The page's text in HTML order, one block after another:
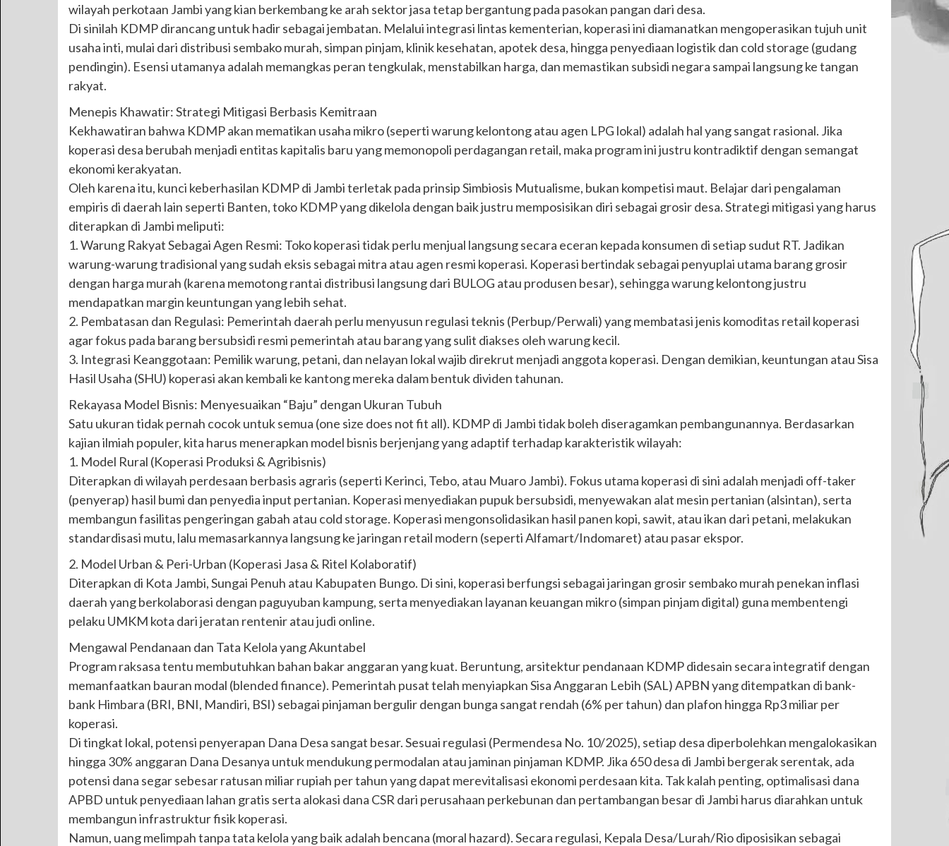
wilayah perkotaan Jambi yang kian berkembang ke arah sektor jasa tetap bergantung pada pasokan pangan dari desa.
Di sinilah KDMP dirancang untuk hadir sebagai jembatan. Melalui integrasi lintas kementerian, koperasi ini diamanatkan mengoperasikan tujuh unit
usaha inti, mulai dari distribusi sembako murah, simpan pinjam, klinik kesehatan, apotek desa, hingga penyediaan logistik dan cold storage (gudang
pendingin). Esensi utamanya adalah memangkas peran tengkulak, menstabilkan harga, dan memastikan subsidi negara sampai langsung ke tangan
rakyat.
Menepis Khawatir: Strategi Mitigasi Berbasis Kemitraan
Kekhawatiran bahwa KDMP akan mematikan usaha mikro (seperti warung kelontong atau agen LPG lokal) adalah hal yang sangat rasional. Jika
koperasi desa berubah menjadi entitas kapitalis baru yang memonopoli perdagangan retail, maka program ini justru kontradiktif dengan semangat
ekonomi kerakyatan.
Oleh karena itu, kunci keberhasilan KDMP di Jambi terletak pada prinsip Simbiosis Mutualisme, bukan kompetisi maut. Belajar dari pengalaman
empiris di daerah lain seperti Banten, toko KDMP yang dikelola dengan baik justru memposisikan diri sebagai grosir desa. Strategi mitigasi yang harus
diterapkan di Jambi meliputi:
1. Warung Rakyat Sebagai Agen Resmi: Toko koperasi tidak perlu menjual langsung secara eceran kepada konsumen di setiap sudut RT. Jadikan
warung-warung tradisional yang sudah eksis sebagai mitra atau agen resmi koperasi. Koperasi bertindak sebagai penyuplai utama barang grosir
dengan harga murah (karena memotong rantai distribusi langsung dari BULOG atau produsen besar), sehingga warung kelontong justru
mendapatkan margin keuntungan yang lebih sehat.
2. Pembatasan dan Regulasi: Pemerintah daerah perlu menyusun regulasi teknis (Perbup/Perwali) yang membatasi jenis komoditas retail koperasi
agar fokus pada barang bersubsidi resmi pemerintah atau barang yang sulit diakses oleh warung kecil.
3. Integrasi Keanggotaan: Pemilik warung, petani, dan nelayan lokal wajib direkrut menjadi anggota koperasi. Dengan demikian, keuntungan atau Sisa
Hasil Usaha (SHU) koperasi akan kembali ke kantong mereka dalam bentuk dividen tahunan.
Rekayasa Model Bisnis: Menyesuaikan “Baju” dengan Ukuran Tubuh
Satu ukuran tidak pernah cocok untuk semua (one size does not fit all). KDMP di Jambi tidak boleh diseragamkan pembangunannya. Berdasarkan
kajian ilmiah populer, kita harus menerapkan model bisnis berjenjang yang adaptif terhadap karakteristik wilayah:
1. Model Rural (Koperasi Produksi & Agribisnis)
Diterapkan di wilayah perdesaan berbasis agraris (seperti Kerinci, Tebo, atau Muaro Jambi). Fokus utama koperasi di sini adalah menjadi off-taker
(penyerap) hasil bumi dan penyedia input pertanian. Koperasi menyediakan pupuk bersubsidi, menyewakan alat mesin pertanian (alsintan), serta
membangun fasilitas pengeringan gabah atau cold storage. Koperasi mengonsolidasikan hasil panen kopi, sawit, atau ikan dari petani, melakukan
standardisasi mutu, lalu memasarkannya langsung ke jaringan retail modern (seperti Alfamart/Indomaret) atau pasar ekspor.
2. Model Urban & Peri-Urban (Koperasi Jasa & Ritel Kolaboratif)
Diterapkan di Kota Jambi, Sungai Penuh atau Kabupaten Bungo. Di sini, koperasi berfungsi sebagai jaringan grosir sembako murah penekan inflasi
daerah yang berkolaborasi dengan paguyuban kampung, serta menyediakan layanan keuangan mikro (simpan pinjam digital) guna membentengi
pelaku UMKM kota dari jeratan rentenir atau judi online.
Mengawal Pendanaan dan Tata Kelola yang Akuntabel
Program raksasa tentu membutuhkan bahan bakar anggaran yang kuat. Beruntung, arsitektur pendanaan KDMP didesain secara integratif dengan
memanfaatkan bauran modal (blended finance). Pemerintah pusat telah menyiapkan Sisa Anggaran Lebih (SAL) APBN yang ditempatkan di bank-
bank Himbara (BRI, BNI, Mandiri, BSI) sebagai pinjaman bergulir dengan bunga sangat rendah (6% per tahun) dan plafon hingga Rp3 miliar per
koperasi.
Di tingkat lokal, potensi penyerapan Dana Desa sangat besar. Sesuai regulasi (Permendesa No. 10/2025), setiap desa diperbolehkan mengalokasikan
hingga 30% anggaran Dana Desanya untuk mendukung permodalan atau jaminan pinjaman KDMP. Jika 650 desa di Jambi bergerak serentak, ada
potensi dana segar sebesar ratusan miliar rupiah per tahun yang dapat merevitalisasi ekonomi perdesaan kita. Tak kalah penting, optimalisasi dana
APBD untuk penyediaan lahan gratis serta alokasi dana CSR dari perusahaan perkebunan dan pertambangan besar di Jambi harus diarahkan untuk
membangun infrastruktur fisik koperasi.
Namun, uang melimpah tanpa tata kelola yang baik adalah bencana (moral hazard). Secara regulasi, Kepala Desa/Lurah/Rio diposisikan sebagai